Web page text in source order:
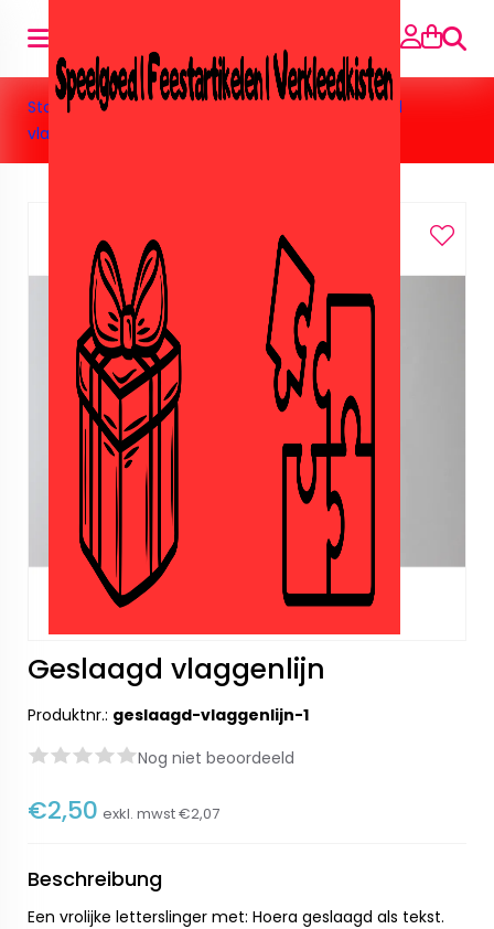
Suche
Startseite» Feestartikelen »Geslaagd » Geslaagd
vlaggenlijn
Geslaagd vlaggenlijn
Produktnr.: geslaagd-vlaggenlijn-1
Nog niet beoordeeld
€2,50 exkl. mwst€2,07
Beschreibung
Een vrolijke letterslinger met: Hoera geslaagd als tekst.